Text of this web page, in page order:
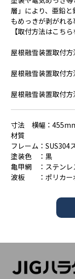
層」により、亜鉛
もめっきが剥がれる
【取付方法はこち
屋根融雪装置取付
屋根融雪装置取付
屋根融雪装置取付
寸法 横幅：
材質
フレーム：SUS304
塗装色 ：黒
亀甲網 ：ステンレ
波板 ：ポリカーボ